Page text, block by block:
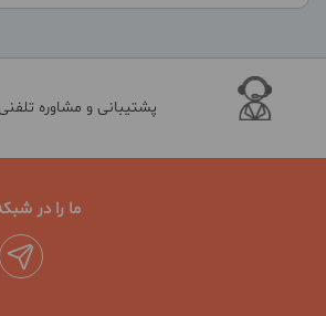
پشتیبانی و مشاوره
ما را در